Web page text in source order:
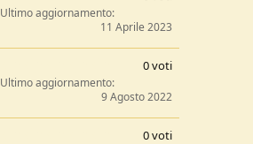
/
a
e
l
l
/
a
,
0
0
e
l
l
Ultimo aggiornamento
11 Aprile 2023
,
0
0
0 voti
Ultimo aggiornamento
9 Agosto 2022
0 voti